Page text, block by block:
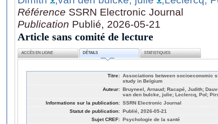
Référence SSRN Electronic Journal
Publication Publié, 2026-05-21
Article sans comité de lecture
ACCÈS EN LIGNE DÉTAILS STATISTIQUES
Titre: Associations between socioeconomic
study in Belgium
Auteur: Bruyneel, Arnaud; Racapé, Judith;
van den bulcke, julie; Leclercq, Pol;
Informations sur la publication: SSRN Electronic Journal
Statut de publication: Publié, 2026-05-21
Sujet CREF: Psychologie de la santé